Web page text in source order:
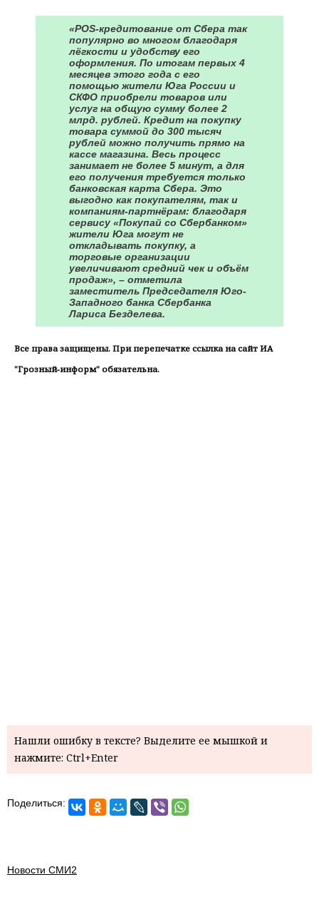
«POS-кредитование от Сбера так
популярно во многом благодаря
лёгкости и удобству его
оформления. По итогам первых 4
месяцев этого года с его
помощью жители Юга России и
СКФО приобрели товаров или
услуг на общую сумму более 2
млрд. рублей. Кредит на покупку
товара суммой до 300 тысяч
рублей можно получить прямо на
кассе магазина. Весь процесс
занимает не более 5 минут, а для
его получения требуется только
банковская карта Сбера. Это
выгодно как покупателям, так и
компаниям-партнёрам: благодаря
сервису «Покупай со Сбербанком»
жители Юга могут не
откладывать покупку, а
торговые организации
увеличивают средний чек и объём
продаж», – отметила
заместитель Председателя Юго-
Западного банка Сбербанка
Лариса Безделева.
Все права защищены. При перепечатке ссылка на сайт ИА
"Грозный-информ" обязательна.
Нашли ошибку в тексте? Выделите ее мышкой и
нажмите: Ctrl+Enter
Поделиться:
Новости СМИ2